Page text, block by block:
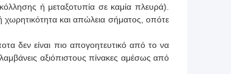
ή μεταξοτυπία σε καμία πλευρά).
και απώλεια σήματος, οπότε
δεν είναι πιο απογοητευτικό από το να
αξιόπιστους πίνακες αμέσως από